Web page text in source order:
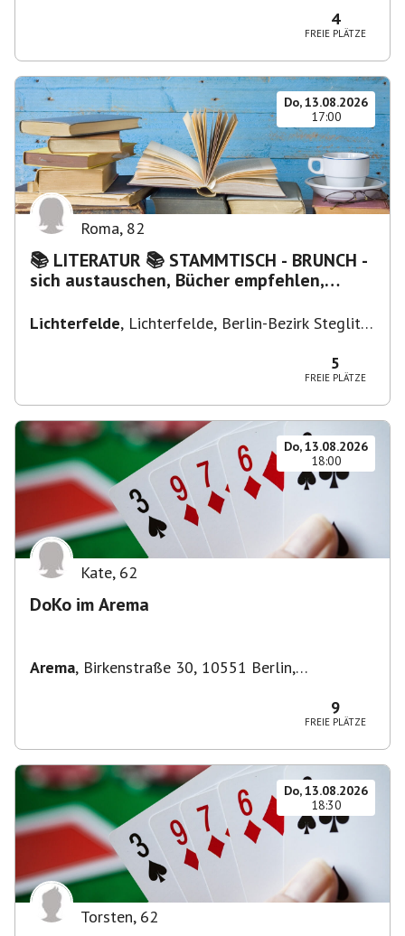
4
FREIE PLÄTZE
Do, 13.08.2026
17:00
Roma, 82
📚 LITERATUR 📚 STAMMTISCH - BRUNCH -
sich austauschen, Bücher empfehlen,
Lichterfelde, Lichterfelde, Berlin-Bezirk Steglitz-
5
FREIE PLÄTZE
Do, 13.08.2026
18:00
Kate, 62
DoKo im Arema
Arema, Birkenstraße 30, 10551 Berlin,
9
FREIE PLÄTZE
Do, 13.08.2026
18:30
Torsten, 62